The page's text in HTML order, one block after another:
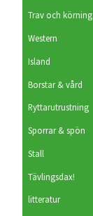
Trav och körning
Western
Island
Borstar & vård
Ryttarutrustning
Sporrar & spön
Stall
Tävlingsdax!
litteratur